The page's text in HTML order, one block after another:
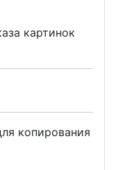
картинок
копирования